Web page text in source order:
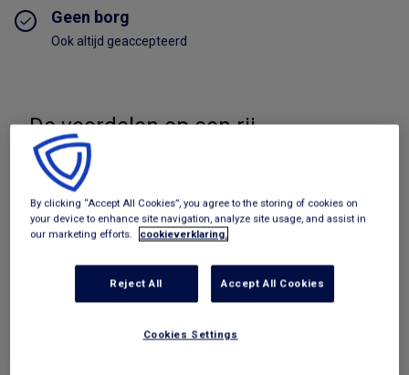
Geen borg
Ook altijd geaccepteerd
De voordelen op een rij
Bekijk aanbod
Beste tarief per aanbieder
By clicking “Accept All Cookies”, you agree to the storing of cookies on
your device to enhance site navigation, analyze site usage, and assist in
our marketing efforts.
cookieverklaring.
Reject All Accept All Cookies
Cookies Settings